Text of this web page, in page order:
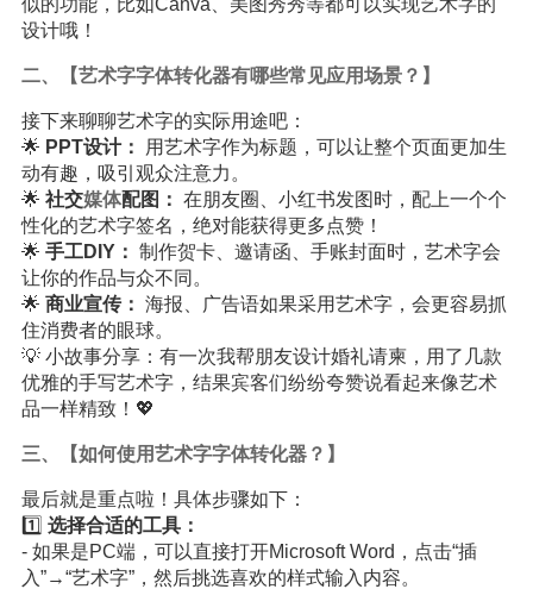
似的功能，比如Canva、美图秀秀等都可以实现艺术字的
设计哦！
二、【艺术字字体转化器有哪些常见应用场景？】
接下来聊聊艺术字的实际用途吧：
🌟 PPT设计：
用艺术字作为标题，可以让整个页面更加生
动有趣，吸引观众注意力。
🌟 社交媒体配图： 在朋友圈、小红书发图时，配上一个个
性化的艺术字签名，绝对能获得更多点赞！
🌟 手工DIY： 制作贺卡、邀请函、手账封面时，艺术字会
让你的作品与众不同。
🌟 商业宣传： 海报、广告语如果采用艺术字，会更容易抓
住消费者的眼球。
💡 小故事分享：有一次我帮朋友设计婚礼请柬，用了几款
优雅的手写艺术字，结果宾客们纷纷夸赞说看起来像艺术
品一样精致！💖
三、【如何使用艺术字字体转化器？】
最后就是重点啦！具体步骤如下：
1️⃣ 选择合适的工具：
- 如果是PC端，可以直接打开Microsoft Word，点击“插
入”→“艺术字”，然后挑选喜欢的样式输入内容。